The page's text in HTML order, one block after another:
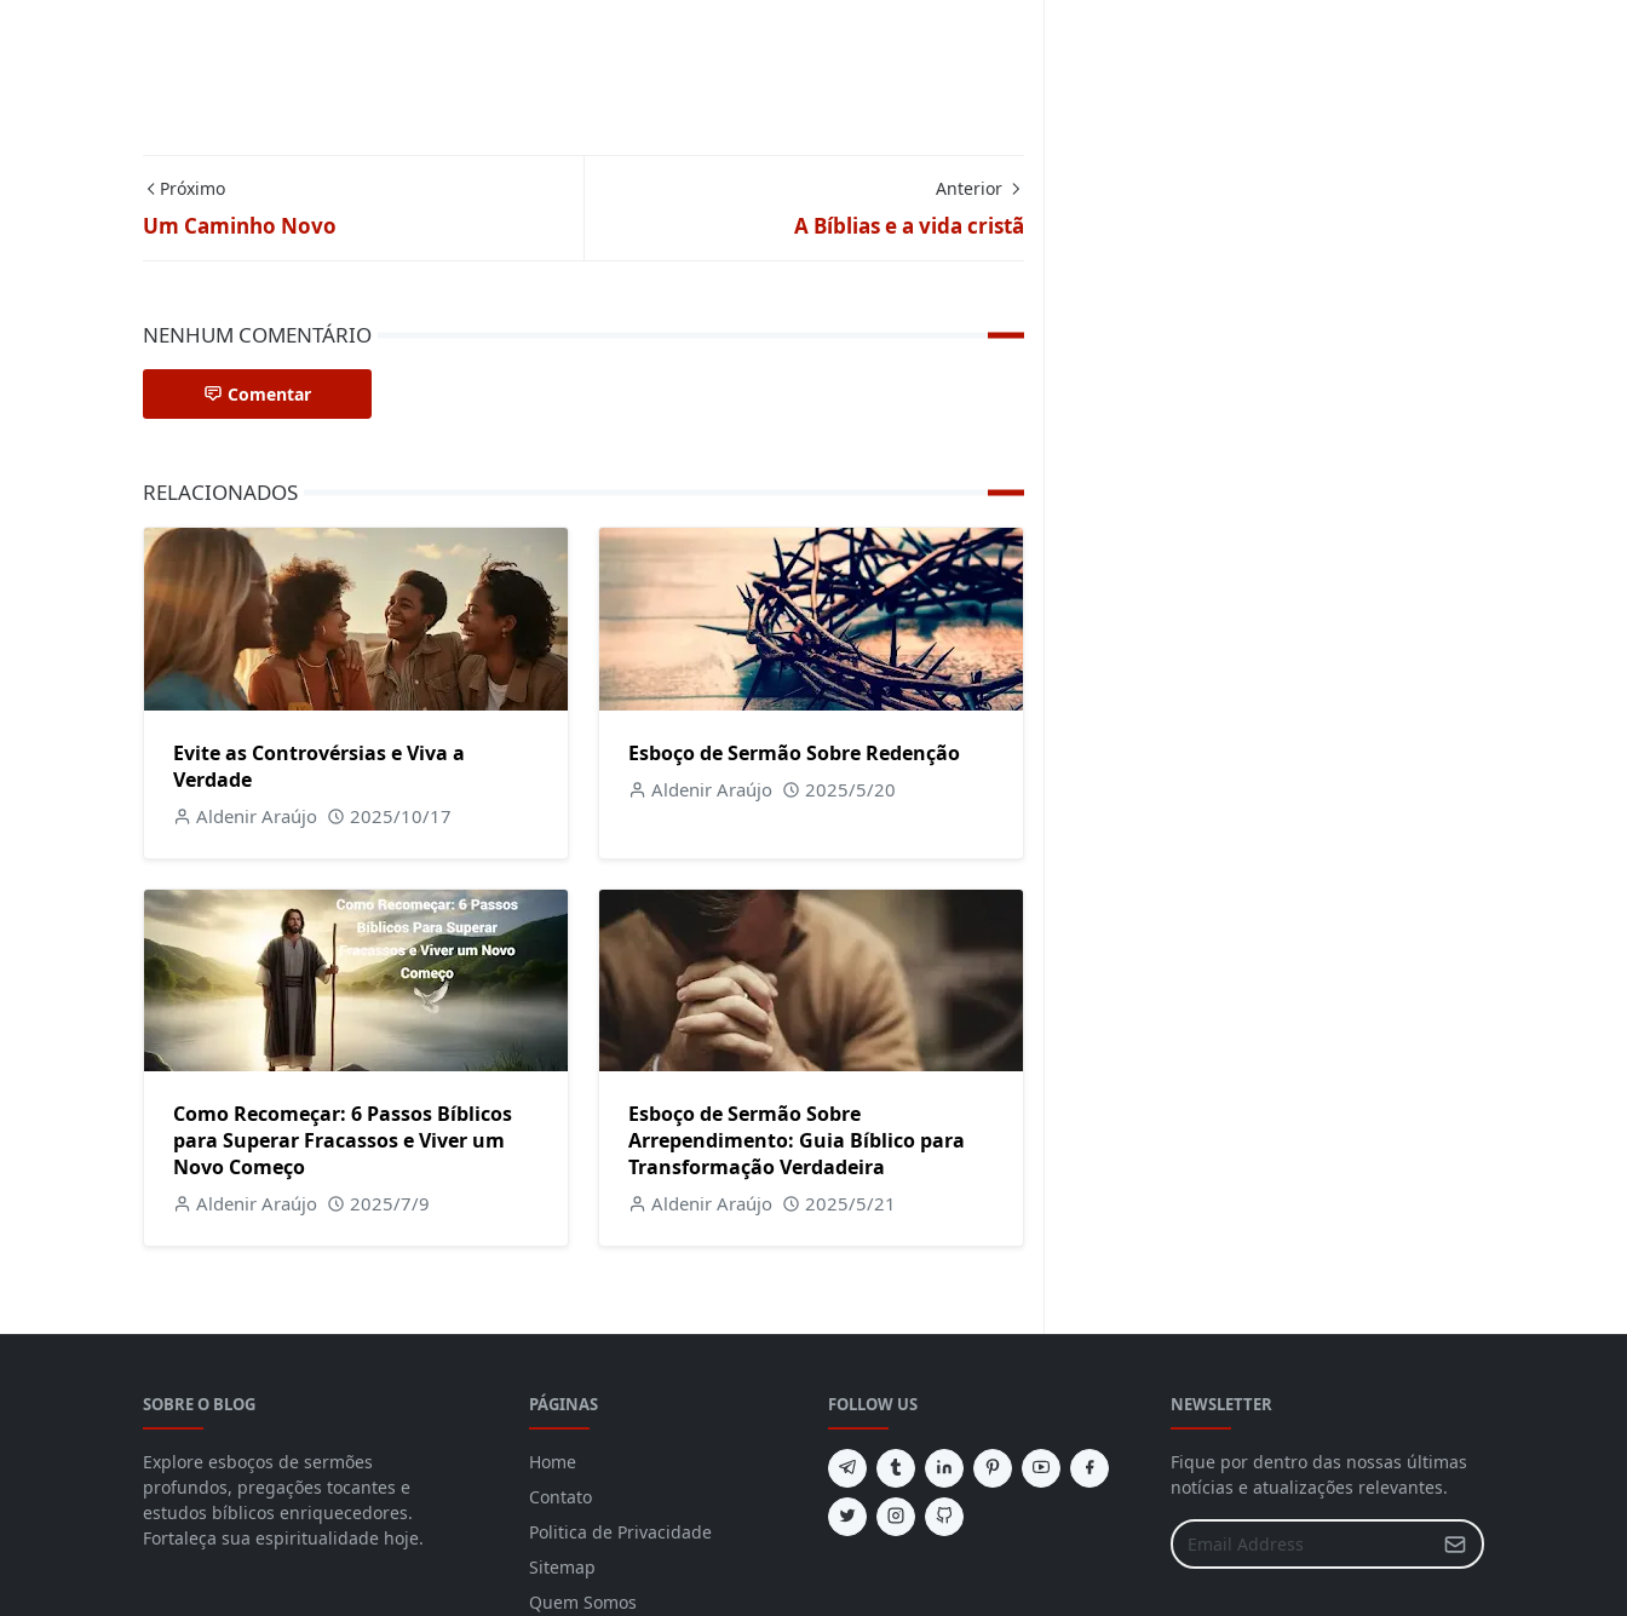
Próximo
Um Caminho Novo
Anterior
A Bíblias e a vida cristã
NENHUM COMENTÁRIO
Comentar
RELACIONADOS
Evite as Controvérsias e Viva a
Verdade
Aldenir Araújo 2025/10/17
Esboço de Sermão Sobre Redenção
Aldenir Araújo 2025/5/20
Como Recomeçar: 6 Passos Bíblicos
para Superar Fracassos e Viver um
Novo Começo
Aldenir Araújo 2025/7/9
Esboço de Sermão Sobre
Arrependimento: Guia Bíblico para
Transformação Verdadeira
Aldenir Araújo 2025/5/21
SOBRE O BLOG
Explore esboços de sermões
profundos, pregações tocantes e
estudos bíblicos enriquecedores.
Fortaleça sua espiritualidade hoje.
PÁGINAS
Home
Contato
Politica de Privacidade
Sitemap
Quem Somos
FOLLOW US NEWSLETTER
Fique por dentro das nossas últimas
notícias e atualizações relevantes.